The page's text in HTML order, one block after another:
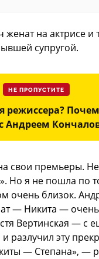
женат на актрисе
супругой.
НЕ ПРОПУСТИТЕ
режиссера?
Андреем
свои премьеры.
Но я не пошла по
очень близок.
— Никита —
Вертинская — с
разлучил эту
— Степана», —